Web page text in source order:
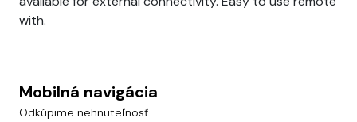
with.
Mobilná navigácia
Odkúpime nehnuteľnosť